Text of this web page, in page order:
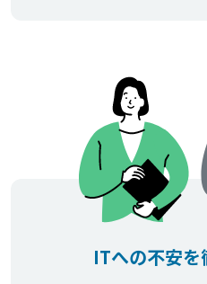
ITへの不安を